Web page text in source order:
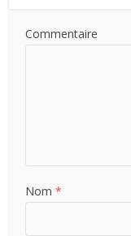
Commentaire
Nom*